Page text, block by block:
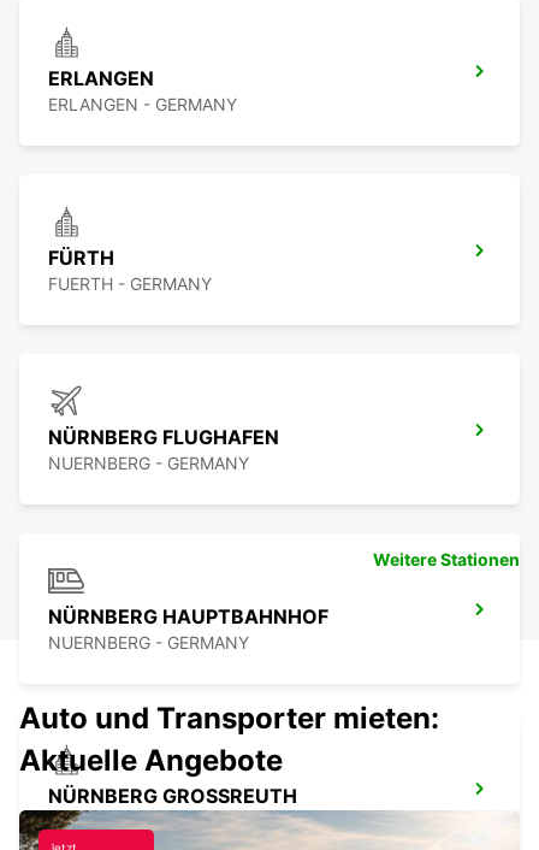
ERLANGEN
ERLANGEN - GERMANY
FÜRTH
FUERTH - GERMANY
NÜRNBERG FLUGHAFEN
NUERNBERG - GERMANY
NÜRNBERG HAUPTBAHNHOF
NUERNBERG - GERMANY
NÜRNBERG GROSSREUTH
NUERNBERG - GERMANY
Weitere Stationen
Auto und Transporter mieten:
Aktuelle Angebote